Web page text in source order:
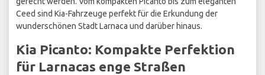
Ceed sind Kia-Fahrzeuge perfekt für die Erkundung der
wunderschönen Stadt Larnaca und darüber hinaus.
Kia Picanto: Kompakte Perfektion
für Larnacas enge Straßen